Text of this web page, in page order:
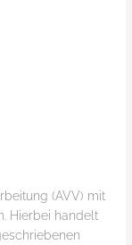
(AVV) mit
Hierbei handelt